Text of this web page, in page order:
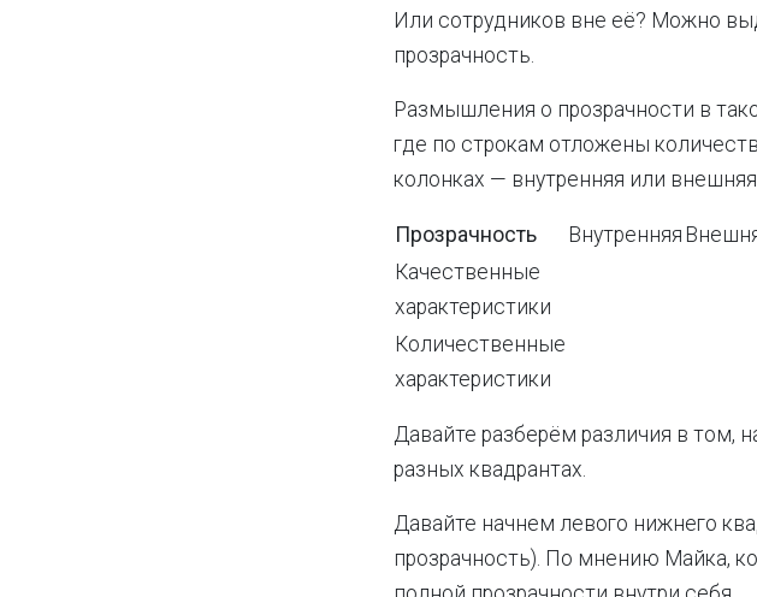
Или сотрудников вне её? Можно
прозрачность.
Размышления о прозрачности в
где по строкам отложены
колонках — внутренняя или
Прозрачность Внутренняя
Качественные
характеристики
Количественные
характеристики
Давайте разберём различия в том,
разных квадрантах.
Давайте начнем левого нижнего
прозрачность). По мнению Майка,